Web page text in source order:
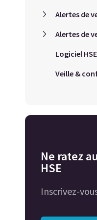
Alertes de
Alertes de
Logiciel HSE
Veille &
Ne ratez
HSE
Inscrivez-